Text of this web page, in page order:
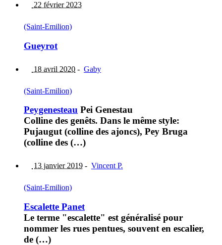
22 février 2023
(Saint-Emilion)
Gueyrot
18 avril 2020 - Gaby
(Saint-Emilion)
Peygenesteau Pei Genestau
Colline des genêts. Dans le même style:
Pujaugut (colline des ajoncs), Pey Bruga
(colline des (…)
13 janvier 2019 - Vincent P.
(Saint-Emilion)
Escalette Panet
Le terme "escalette" est généralisé pour
nommer les rues pentues, souvent en escalier,
de (…)